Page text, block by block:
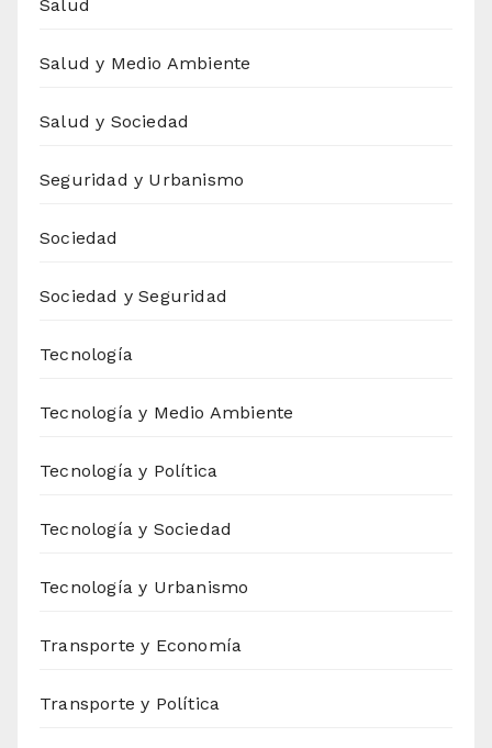
Salud
Salud y Medio Ambiente
Salud y Sociedad
Seguridad y Urbanismo
Sociedad
Sociedad y Seguridad
Tecnología
Tecnología y Medio Ambiente
Tecnología y Política
Tecnología y Sociedad
Tecnología y Urbanismo
Transporte y Economía
Transporte y Política